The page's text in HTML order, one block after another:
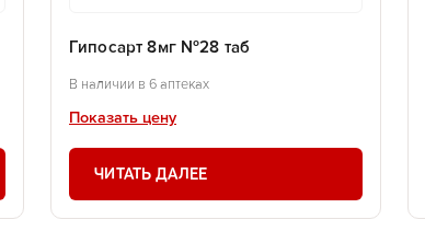
Гипосарт 8мг №28 таб
В наличии в 6 аптеках
Показать цену
ЧИТАТЬ ДАЛЕЕ